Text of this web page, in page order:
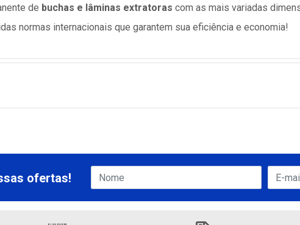
de buchas e lâminas extratoras com as mais variadas
normas internacionais que garantem sua eficiência e economia!
ofertas!